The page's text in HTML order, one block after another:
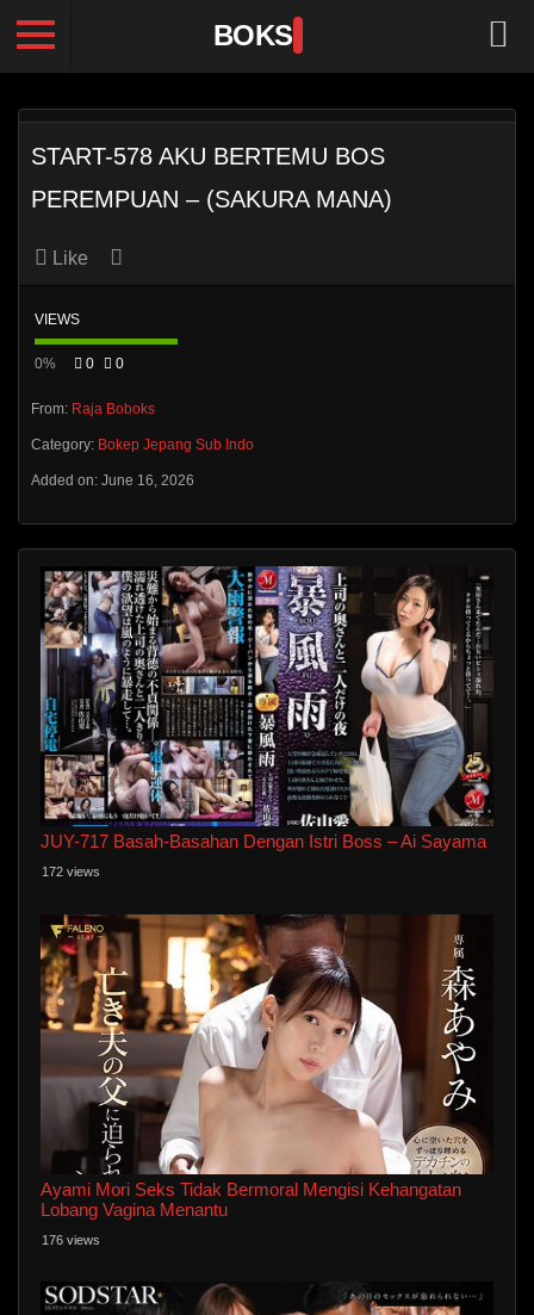
BOKS
START-578 AKU BERTEMU BOS
PEREMPUAN – (SAKURA MANA)
Like
VIEWS
0% 0 0
From: Raja Boboks
Category: Bokep Jepang Sub Indo
Added on: June 16, 2026
JUY-717 Basah-Basahan Dengan Istri Boss – Ai Sayama
172 views
Ayami Mori Seks Tidak Bermoral Mengisi Kehangatan
Lobang Vagina Menantu
176 views